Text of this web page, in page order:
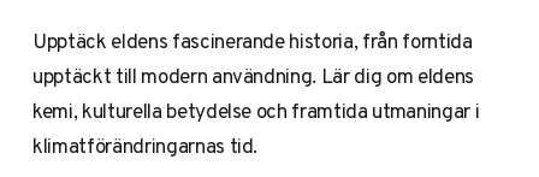
Upptäck eldens fascinerande historia, från forntida
upptäckt till modern användning. Lär dig om eldens
kemi, kulturella betydelse och framtida utmaningar i
klimatförändringarnas tid.